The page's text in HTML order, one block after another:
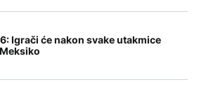
Igrači će nakon svake utakmice